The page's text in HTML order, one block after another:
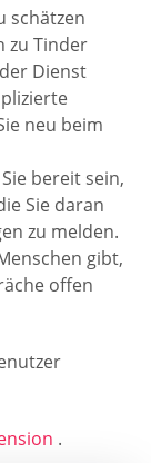
schätzen
zu Tinder
Dienst
neu beim
bereit sein,
Sie daran
zu melden.
gibt,
offen
.